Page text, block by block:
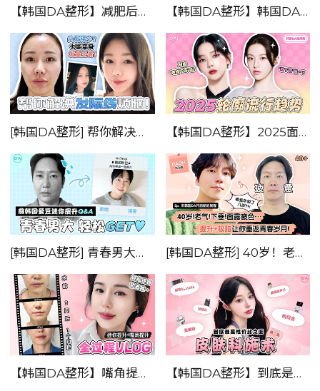
【韩国DA整形】减肥后的苦恼！！——面部下垂 vs 胖胖脸 【韩国DA整形】韩国DA胸部健康整形中心大公开！！
[韩国DA整形] 帮你解决发际线的一切烦恼！！ 【韩国DA整形】2025面部轮廓流行趋势！
[韩国DA整形] 青春男大，轻松GET!!——前韩国爱豆迷你提升Q&A [韩国DA整形] 40岁！老气！下垂！面露疲色。。。提升+吸脂让你重返青春岁月！！
【韩国DA整形】嘴角提升 + 迷你提升！——全过程变美vlog！！ 【韩国DA整形】到底是谁性价比之王——皮肤科施术！！ 第二篇